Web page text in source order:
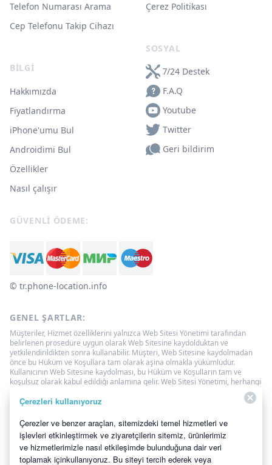
Telefon Numarası Arama
Cep Telefonu Takip Cihazı
BILGI
Hakkımızda
Fiyatlandırma
iPhone'umu Bul
Androidimi Bul
Özellikler
Nasıl çalışır
Çerez Politikası
SOSYAL
7/24 Destek
F.A.Q
Youtube
Twitter
Geri bildirim
GÜVENLI ÖDEME:
© ‌tr.phone-location.info
GENEL ŞARTLAR:
Müşteriler, Hizmet özelliklerini yalnızca Web Sitesi Yönetimi tarafından
belirlenen prosedüre uygun olarak Web Sitesine kaydolduktan ve
yetkilendirildikten sonra kullanabilir. Müşteri, Web Sitesine kaydolmadan
önce bu Hüküm ve Koşullara tam olarak aşina olmakla yükümlüdür.
Kullanıcının Web Sitesine kaydolması, bu Hüküm ve Koşulların tam ve
koşulsuz olarak kabul edildiği anlamına gelir. Web Sitesi Yönetimi, herhangi
hakkına sahiptir. Bu tür değişiklikler, Sözleşmenin yeni versiyonunun Web
girmelidir. Kullanıcı yapılan değişiklikleri kabul etmezse, Web Sitesine
erişimden vazgeçmeli, Web Sitesinde sağlanan bilgileri kullanmayı ve
Hizmetleri kullanmayı bırakmalıdır.
Telefon Konum Takibi
Özellikler Aile Bulucu
Çerezleri kullanıyoruz
Çerezler ve benzer araçları, sitemizdeki temel hizmetleri ve
işlevleri etkinleştirmek ve ziyaretçilerin sitemiz, ürünlerimiz
ve hizmetlerimizle nasıl etkileşimde bulunduğuna dair veri
toplamak içinkullanıyoruz. Bu siteyi tercih ederek veya